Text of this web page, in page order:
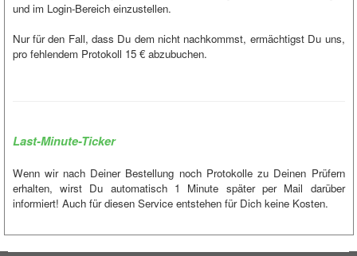
und im Login-Bereich einzustellen.
Nur für den Fall, dass Du dem nicht nachkommst, ermächtigst Du uns,
pro fehlendem Protokoll 15 € abzubuchen.
Last-Minute-Ticker
Wenn wir nach Deiner Bestellung noch Protokolle zu Deinen Prüfern
erhalten, wirst Du automatisch 1 Minute später per Mail darüber
informiert! Auch für diesen Service entstehen für Dich keine Kosten.